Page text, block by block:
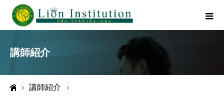
講師紹介
講師紹介